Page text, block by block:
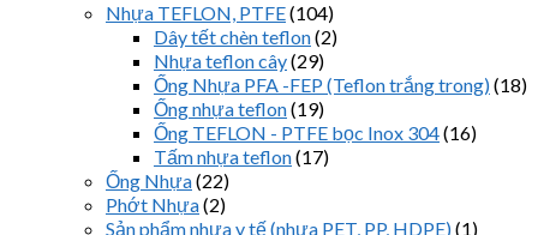
Nhựa TEFLON, PTFE(104)
Dây tết chèn teflon(2)
Nhựa teflon cây(29)
Ống Nhựa PFA -FEP (Teflon trắng trong)(18)
Ống nhựa teflon(19)
Ống TEFLON - PTFE bọc Inox 304(16)
Tấm nhựa teflon(17)
Ống Nhựa(22)
Phớt Nhựa(2)
Sản phẩm nhựa y tế (nhựa PET, PP, HDPE)(1)